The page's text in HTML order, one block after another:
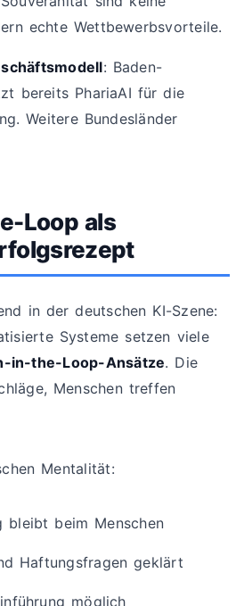
echte Wettbewerbsvorteile.
: Baden-
bereits PhariaAI für die
Weitere Bundesländer
Loop als
in der deutschen KI-Szene:
Systeme setzen viele
in-the-Loop-Ansätze. Die
Menschen treffen
Mentalität:
bleibt beim Menschen
Haftungsfragen geklärt
möglich